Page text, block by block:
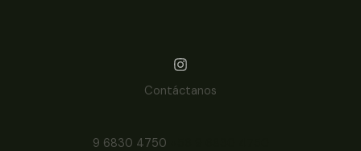
Contáctanos
9 6830 4750